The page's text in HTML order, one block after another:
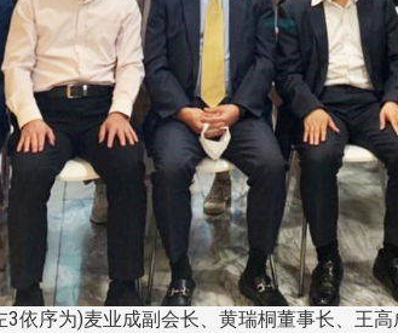
依序为)麦业成副会长、黄瑞桐董事长、王